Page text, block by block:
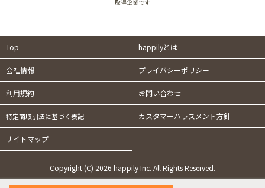
取得企業です
Top happilyとは
会社情報 プライバシーポリシー
利用規約 お問い合わせ
特定商取引法に基づく表記 カスタマーハラスメント方針
サイトマップ
Copyright (C) 2026 happily Inc. All Rights Reserved.